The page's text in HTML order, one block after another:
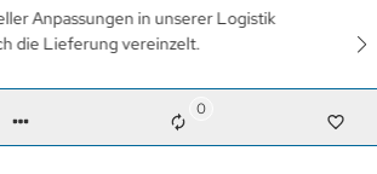
mit Hochdruck daran, so schnell wie möglich
gewohnten Lieferzeiten zu erreichen. Vielen
0